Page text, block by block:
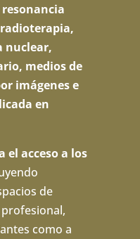
nuclear,
medios de
imágenes e
en
acceso a los
de
como a